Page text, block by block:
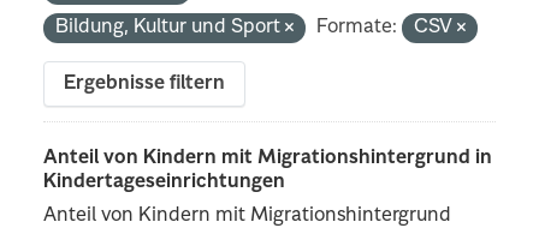
Bildung, Kultur und Sport
Formate: CSV
Ergebnisse filtern
Anteil von Kindern mit Migrationshintergrund in
Kindertageseinrichtungen
Anteil von Kindern mit Migrationshintergrund